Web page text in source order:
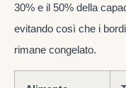
30% e il 50% della
evitando così che i
rimane congelato.